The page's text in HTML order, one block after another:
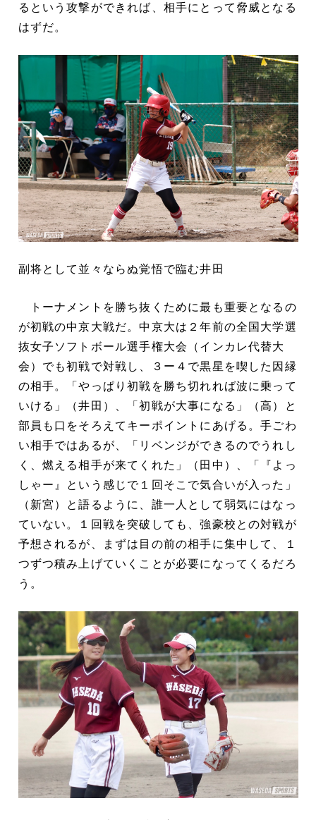
るという攻撃ができれば、相手にとって脅威となる
はずだ。
副将として並々ならぬ覚悟で臨む井田
トーナメントを勝ち抜くために最も重要となるの
が初戦の中京大戦だ。中京大は２年前の全国大学選
抜女子ソフトボール選手権大会（インカレ代替大
会）でも初戦で対戦し、３ー４で黒星を喫した因縁
の相手。「やっぱり初戦を勝ち切れれば波に乗って
いける」（井田）、「初戦が大事になる」（高）と
部員も口をそろえてキーポイントにあげる。手ごわ
い相手ではあるが、「リベンジができるのでうれし
く、燃える相手が来てくれた」（田中）、「『よっ
しゃー』という感じで１回そこで気合いが入った」
（新宮）と語るように、誰一人として弱気にはなっ
ていない。１回戦を突破しても、強豪校との対戦が
予想されるが、まずは目の前の相手に集中して、１
つずつ積み上げていくことが必要になってくるだろ
う。